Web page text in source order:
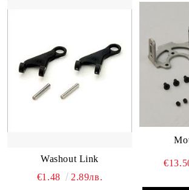
Washout Link
€1.48
2.89лв.